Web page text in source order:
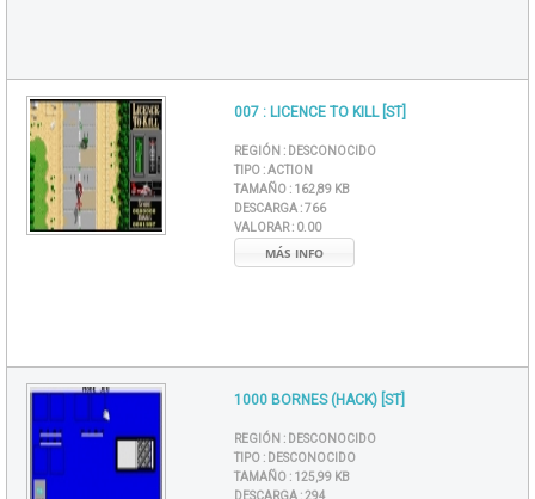
007 : LICENCE TO KILL [ST]
REGIÓN : DESCONOCIDO
TIPO :ACTION
TAMAÑO : 162,89 KB
DESCARGA :766
VALORAR : 0.00
MÁS INFO
1000 BORNES (HACK) [ST]
REGIÓN : DESCONOCIDO
TIPO : DESCONOCIDO
TAMAÑO : 125,99 KB
DESCARGA :294